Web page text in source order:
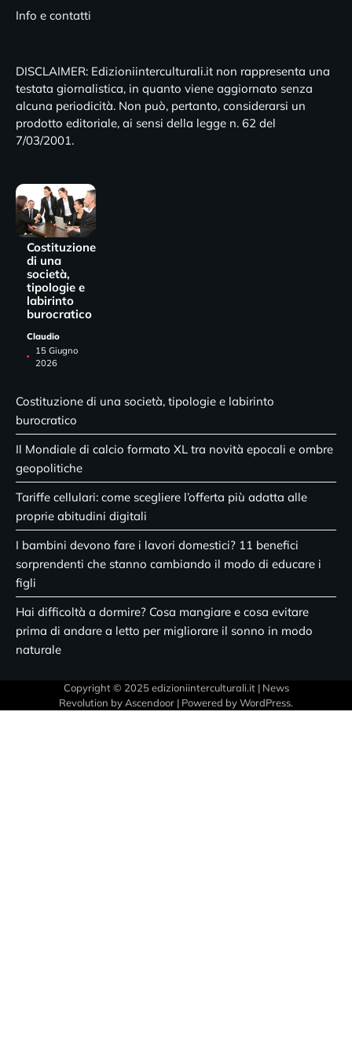
Info e contatti
DISCLAIMER: Edizioniinterculturali.it non rappresenta una
testata giornalistica, in quanto viene aggiornato senza
alcuna periodicità. Non può, pertanto, considerarsi un
prodotto editoriale, ai sensi della legge n. 62 del
7/03/2001.
Costituzione
di una
società,
tipologie e
labirinto
burocratico
Claudio
15 Giugno
2026
Costituzione di una società, tipologie e labirinto
burocratico
Il Mondiale di calcio formato XL tra novità epocali e ombre
geopolitiche
Tariffe cellulari: come scegliere l’offerta più adatta alle
proprie abitudini digitali
I bambini devono fare i lavori domestici? 11 benefici
sorprendenti che stanno cambiando il modo di educare i
figli
Hai difficoltà a dormire? Cosa mangiare e cosa evitare
prima di andare a letto per migliorare il sonno in modo
naturale
Copyright © 2025 edizioniinterculturali.it | News
Revolution byAscendoor | Powered byWordPress.